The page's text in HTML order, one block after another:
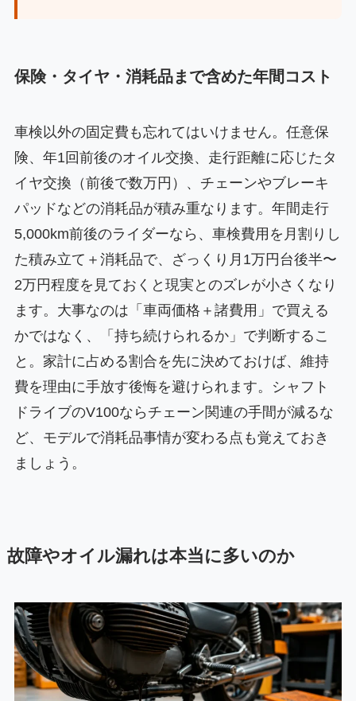
保険・タイヤ・消耗品まで含めた年間コスト
車検以外の固定費も忘れてはいけません。任意保
険、年1回前後のオイル交換、走行距離に応じたタ
イヤ交換（前後で数万円）、チェーンやブレーキ
パッドなどの消耗品が積み重なります。年間走行
5,000km前後のライダーなら、車検費用を月割りし
た積み立て＋消耗品で、ざっくり月1万円台後半〜
2万円程度を見ておくと現実とのズレが小さくなり
ます。大事なのは「車両価格＋諸費用」で買える
かではなく、「持ち続けられるか」で判断するこ
と。家計に占める割合を先に決めておけば、維持
費を理由に手放す後悔を避けられます。シャフト
ドライブのV100ならチェーン関連の手間が減るな
ど、モデルで消耗品事情が変わる点も覚えておき
ましょう。
故障やオイル漏れは本当に多いのか